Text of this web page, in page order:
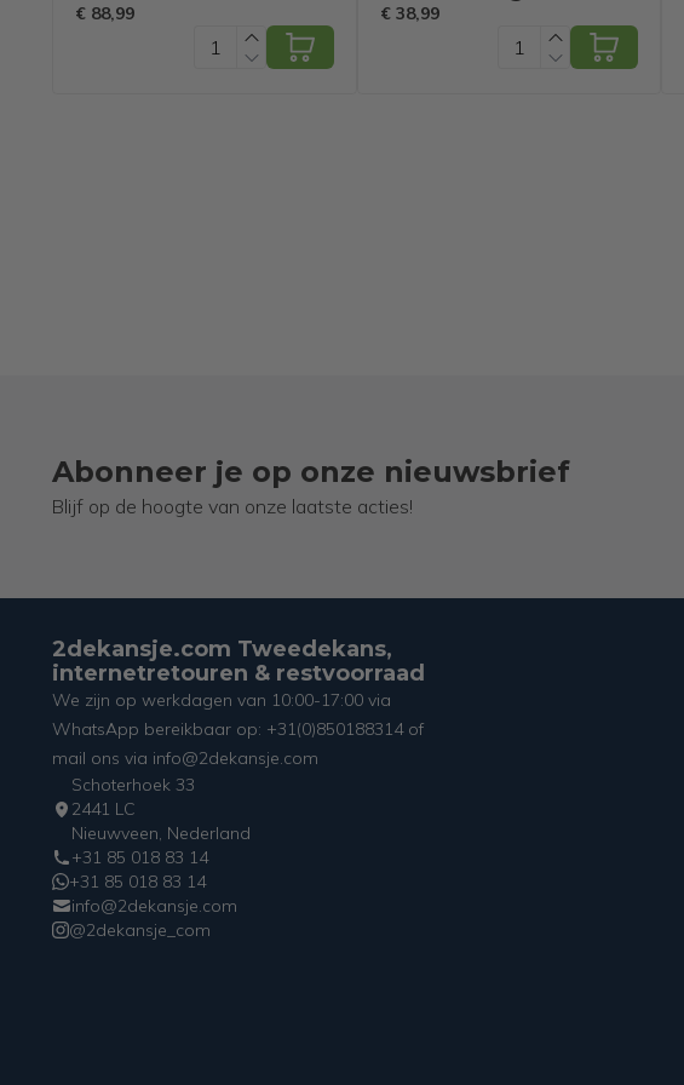
Met Sneeuwvlokken -
Groen + Wit - 180 cm
€ 88,99
Kerstverlichting - Incl.
Afstandsbediening -
80 LED's - 13m - Warm
€ 38,99
Abonneer je op onze nieuwsbrief
Blijf op de hoogte van onze laatste acties!
2dekansje.com Tweedekans,
internetretouren & restvoorraad
We zijn op werkdagen van 10:00-17:00 via
WhatsApp bereikbaar op: +31(0)850188314 of
mail ons via info@2dekansje.com
Schoterhoek 33
2441 LC
Nieuwveen, Nederland
+31 85 018 83 14
+31 85 018 83 14
info@2dekansje.com
@2dekansje_com